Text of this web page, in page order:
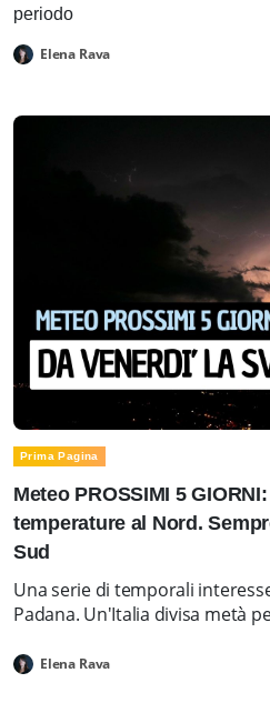
periodo
Elena Rava
Prima Pagina
Meteo PROSSIMI 5
temperature al Nord.
Sud
Una serie di temporali
Padana. Un'Italia divisa metà
Elena Rava